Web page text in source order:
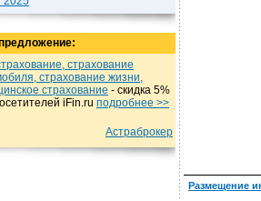
страхование
страхование жизни,
страхование - cкидка 5%
iFin.ru подробнеe >>
Астраброкер
Размещение